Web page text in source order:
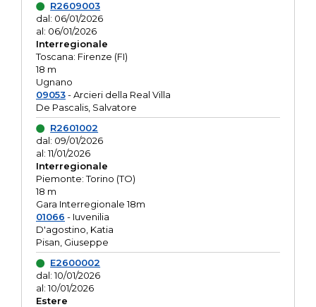
R2609003
dal: 06/01/2026
al: 06/01/2026
Interregionale
Toscana: Firenze (FI)
18 m
Ugnano
09053- Arcieri della Real Villa
De Pascalis, Salvatore
R2601002
dal: 09/01/2026
al: 11/01/2026
Interregionale
Piemonte: Torino (TO)
18 m
Gara Interregionale 18m
01066 - Iuvenilia
D'agostino, Katia
Pisan, Giuseppe
E2600002
dal: 10/01/2026
al: 10/01/2026
Estere